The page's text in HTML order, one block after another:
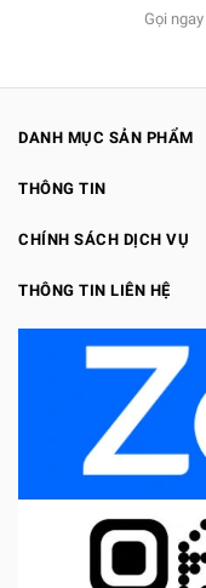
Gọi ngay
DANH MỤC SẢN PHẨM
THÔNG TIN
CHÍNH SÁCH DỊCH VỤ
THÔNG TIN LIÊN HỆ